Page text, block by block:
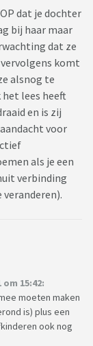
dat je dochter
bij haar maar
dat ze
komt
alsnog te
het lees heeft
en is zij
voor
als je een
verbinding
15:42:
moeten maken
is) plus een
ook nog